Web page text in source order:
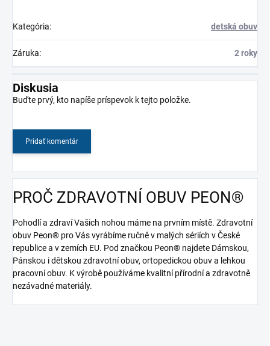
Kategória: detská obuv
Záruka: 2 roky
Diskusia
Buďte prvý, kto napíše príspevok k tejto položke.
Pridať komentár
PROČ ZDRAVOTNÍ OBUV PEON®
Pohodlí a zdraví Vašich nohou máme na prvním místě. Zdravotní
obuv Peon® pro Vás vyrábíme ručně v malých sériích v České
republice a v zemích EU. Pod značkou Peon® najdete Dámskou,
Pánskou i dětskou zdravotní obuv, ortopedickou obuv a lehkou
pracovní obuv. K výrobě používáme kvalitní přírodní a zdravotně
nezávadné materiály.